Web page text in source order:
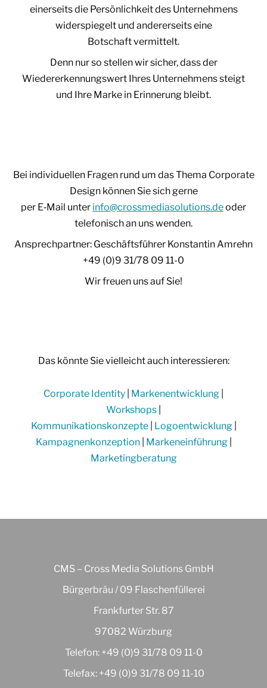
einerseits die Persönlichkeit des Unternehmens
widerspiegelt und andererseits eine
Botschaft vermittelt.
Denn nur so stellen wir sicher, dass der
Wiedererkennungswert Ihres Unternehmens steigt
und Ihre Marke in Erinnerung bleibt.
Bei individuellen Fragen rund um das Thema Corporate
Design können Sie sich gerne
per E‑Mail unter info@crossmediasolutions.deoder
telefonisch an uns wenden.
Ansprechpartner: Geschäftsführer Konstantin Amrehn
+49 (0)9 31/78 09 11-0
Wir freuen uns auf Sie!
Das könnte Sie vielleicht auch interessieren:
Corporate Identity Markenentwicklung
Workshops
Kommunikationskonzepte| Logoentwicklung|
Kampagnenkonzeption| Markeneinführung|
Marketingberatung
CMS – Cross Media Solutions GmbH
Bürgerbräu / 09 Flaschenfüllerei
Frankfurter Str. 87
97082 Würzburg
Telefon: +49 (0)9 31/78 09 11-0
Telefax: +49 (0)9 31/78 09 11-10